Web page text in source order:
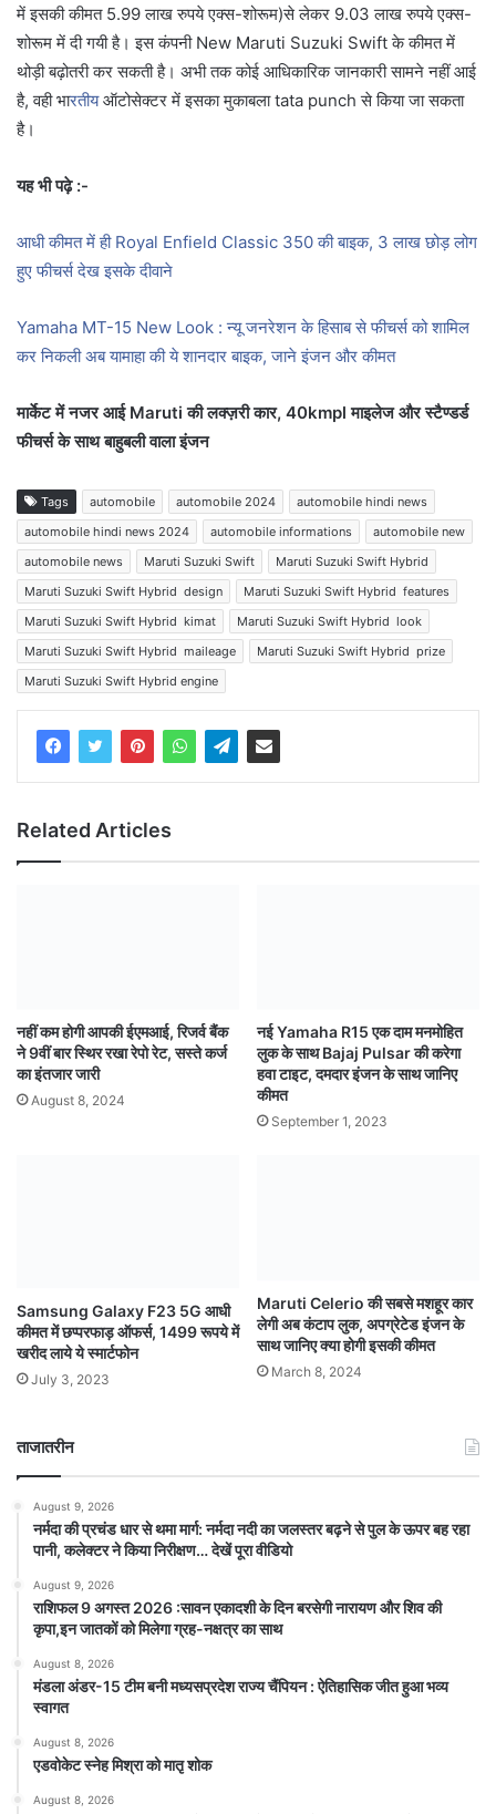
में इसकी कीमत 5.99 लाख रुपये एक्स-शोरूम)से लेकर 9.03 लाख रुपये एक्स-
शोरूम में दी गयी है। इस कंपनी New Maruti Suzuki Swift के कीमत में
थोड़ी बढ़ोतरी कर सकती है। अभी तक कोई आधिकारिक जानकारी सामने नहीं आई
है, वही भारतीयऑटोसेक्टर में इसका मुकाबला tata punch से किया जा सकता
है।
यह भी पढ़े :-
आधी कीमत में ही Royal Enfield Classic 350 की बाइक, 3 लाख छोड़ लोग
हुए फीचर्स देख इसके दीवाने
Yamaha MT-15 New Look : न्यू जनरेशन के हिसाब से फीचर्स को शामिल
कर निकली अब यामाहा की ये शानदार बाइक, जाने इंजन और कीमत
मार्केट में नजर आई Maruti की लक्ज़री कार, 40kmpl माइलेज और स्टैण्डर्ड
फीचर्स के साथ बाहुबली वाला इंजन
Tags automobile automobile 2024
automobile hindi news
automobile hindi news 2024
automobile informations
automobile new
automobile news
Maruti Suzuki Swift
Maruti Suzuki Swift Hybrid
Maruti Suzuki Swift Hybrid design
Maruti Suzuki Swift Hybrid features
Maruti Suzuki Swift Hybrid kimat
Maruti Suzuki Swift Hybrid look
Maruti Suzuki Swift Hybrid maileage
Maruti Suzuki Swift Hybrid prize
Maruti Suzuki Swift Hybrid engine
Related Articles
नहीं कम होगी आपकी ईएमआई, रिजर्व बैंक
ने 9वीं बार स्थिर रखा रेपो रेट, सस्ते कर्ज
का इंतजार जारी
August 8, 2024
नई Yamaha R15 एक दाम मनमोहित
लुक के साथ Bajaj Pulsar की करेगा
हवा टाइट, दमदार इंजन के साथ जानिए
कीमत
September 1, 2023
Samsung Galaxy F23 5G आधी
कीमत में छप्परफाड़ ऑफर्स, 1499 रूपये में
खरीद लाये ये स्मार्टफोन
July 3, 2023
Maruti Celerio की सबसे मशहूर कार
लेगी अब कंटाप लुक, अपग्रेटेड इंजन के
साथ जानिए क्या होगी इसकी कीमत
March 8, 2024
ताजातरीन
August 9, 2026
नर्मदा की प्रचंड धार से थमा मार्ग: नर्मदा नदी का जलस्तर बढ़ने से पुल के ऊपर बह रहा
पानी, कलेक्टर ने किया निरीक्षण… देखें पूरा वीडियो
August 9, 2026
राशिफल 9 अगस्त 2026 :सावन एकादशी के दिन बरसेगी नारायण और शिव की
कृपा,इन जातकों को मिलेगा ग्रह-नक्षत्र का साथ
August 8, 2026
मंडला अंडर-15 टीम बनी मध्यसप्रदेश राज्य चैंपियन : ऐतिहासिक जीत हुआ भव्य
स्वागत
August 8, 2026
एडवोकेट स्नेह मिश्रा को मातृ शोक
August 8, 2026